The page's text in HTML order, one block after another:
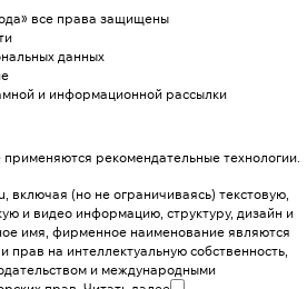
все права защищены
данных
и информационной рассылки
рекомендательные технологии.
включая (но не ограничиваясь) текстовую,
и видео информацию, структуру, дизайн и
имя, фирменное наименование являются
прав на интеллектуальную собственность,
и международными